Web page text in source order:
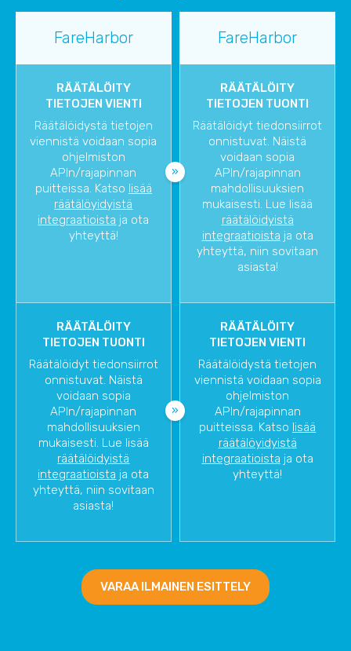
FareHarbor FareHarbor
RÄÄTÄLÖITY
TIETOJEN VIENTI
Räätälöidystä tietojen
viennistä voidaan sopia
ohjelmiston
APIn/rajapinnan
puitteissa. Katso lisää
räätälöyidyistä
integraatioista ja ota
yhteyttä!
RÄÄTÄLÖITY
TIETOJEN TUONTI
Räätälöidyt tiedonsiirrot
onnistuvat. Näistä
voidaan sopia
APIn/rajapinnan
mahdollisuuksien
mukaisesti. Lue lisää
räätälöidyistä
integraatioista ja ota
yhteyttä, niin sovitaan
asiasta!
RÄÄTÄLÖITY
TIETOJEN TUONTI
Räätälöidyt tiedonsiirrot
onnistuvat. Näistä
voidaan sopia
APIn/rajapinnan
mahdollisuuksien
mukaisesti. Lue lisää
räätälöidyistä
integraatioista ja ota
yhteyttä, niin sovitaan
asiasta!
RÄÄTÄLÖITY
TIETOJEN VIENTI
Räätälöidystä tietojen
viennistä voidaan sopia
ohjelmiston
APIn/rajapinnan
puitteissa. Katso lisää
räätälöyidyistä
integraatioista ja ota
yhteyttä!
VARAA ILMAINEN ESITTELY